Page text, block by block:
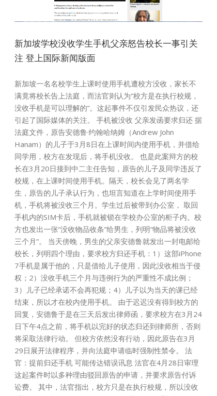
新加坡学校没收学生手机父亲怒告校长一事引关
注 登上国际新闻版面
新加坡一名名校学生上课时使用手机遭校方没收，家长不
满竟将校长告上法庭，而法官则认为“校方是在执行校规，
没收手机是可以理解的”。这起事件不仅引发民众热议，还
引起了国际媒体的关注。 手机被没收 父亲发函要求归还 据
法庭文件，原告安德鲁·约翰哈纳姆（Andrew John
Hanam）的儿子于3月8日在上课时间内使用手机，并借给
同学用，校方在发现后，将手机没收。 也是此案辩方的校
长在3月20日接到中二主任告知，原告的儿子及同学违反了
校规，在上课时间使用手机。隔天，校长会见了两名学
生，原告的儿子承认行为，也坦言知道在上学时间使用手
机，手机将被没收三个月。学生过后被带到办公室， 取回
手机内的SIM卡后，手机就被锁在学校办公室的柜子内。校
方也发出一张“没收物品收条”给男生，列明“物品将被没收
三个月”。 当天傍晚，男生的父亲安德鲁就发出一封电邮给
校长，列明四个理由，要求校方归还手机：1）这部iPhone
7手机是属于他的，只是借给儿子使用，因此没收相当于侵
权；2）没收手机三个月与违例行为的严重性不成比例；
3）儿子已经承诺不会再犯规；4）儿子以为当天的课已经
结束，所以才在校内使用手机。 由于迟迟没有得到校方的
回复，安德鲁于是在三天后发出律师函，要求校方在3月24
日下午4点之前，将手机以完好的状态归还到律师所，否则
将采取法律行动。 但校方依然没有行动，因此原告在3月
29日展开法律程序，并向法庭申请临时强制性禁令。 法
官：提前归还手机 可能传达错误讯息 法官在4月28日审理
这起案件时以多种理由驳回原告的申请，并要求原告付诉
讼费。 其中，法官指出，校方只是在执行校规，所以没收